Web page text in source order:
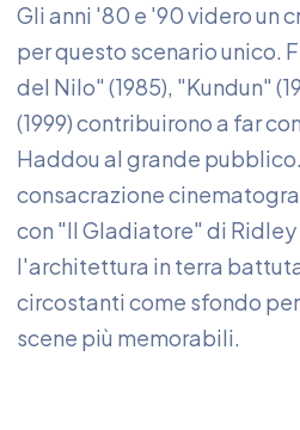
Gli anni '80 e '90 videro un
per questo scenario unico.
del Nilo" (1985), "Kundun"
(1999) contribuirono a far
Haddou al grande
consacrazione
con "Il Gladiatore" di
l'architettura in terra
circostanti come sfondo
scene più memorabili.